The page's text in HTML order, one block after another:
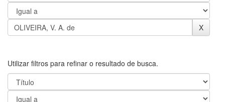
Utilizar filtros para refinar o resultado de busca.